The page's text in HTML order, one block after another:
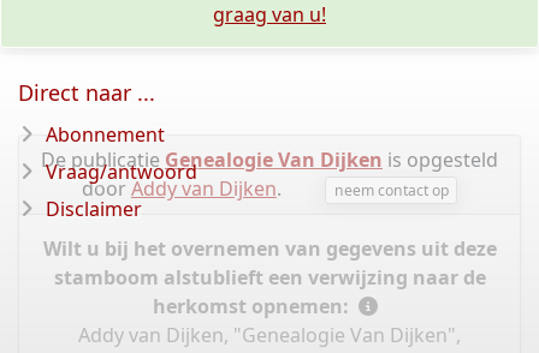
graag van u!
De publicatie Genealogie Van Dijken is opgesteld
doorAddy van Dijken. neem contact op
Wilt u bij het overnemen van gegevens uit deze
stamboom alstublieft een verwijzing naar de
herkomst opnemen:
Addy van Dijken, "Genealogie Van Dijken",
Direct naar ...
Abonnement
Vraag/antwoord
Disclaimer